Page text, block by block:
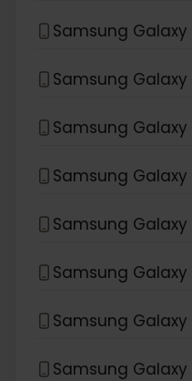
Samsung Galaxy
Samsung Galaxy
Samsung Galaxy
Samsung Galaxy
Samsung Galaxy
Samsung Galaxy
Samsung Galaxy
Samsung Galaxy